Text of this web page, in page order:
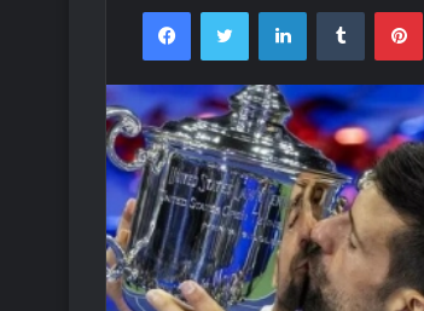
FacebookTwitter LinkedInTumblr